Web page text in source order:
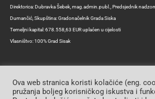
Direktorica: Dubravka Šebek, mag.admin.publ., Predsjednik
Dumančić, Skupština: Gradonačelnik Grada Siska
Temeljni kapital: 678.558,63 EUR uplaćen u cijelosti
Vlasništvo: 100% Grad Sisak
Ova web stranica koristi kolačiće (eng.
pružanja boljeg korisničkog iskustva i